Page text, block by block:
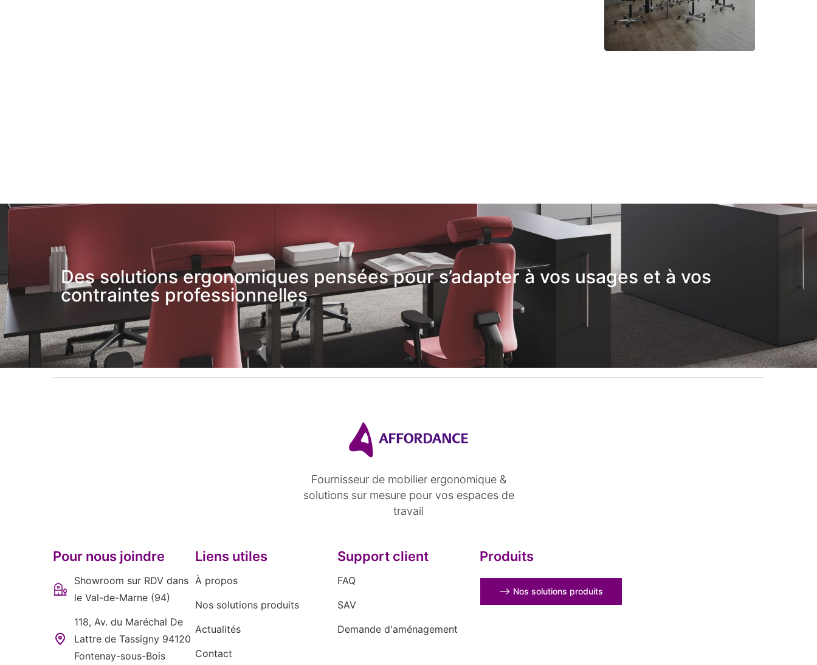
Des solutions ergonomiques pensées pour s’adapter à vos usages et à vos
contraintes professionnelles
Fournisseur de mobilier ergonomique &
solutions sur mesure pour vos espaces de
travail
Pour nous joindre
Showroom sur RDV dans
le Val-de-Marne (94)
118, Av. du Maréchal De
Lattre de Tassigny 94120
Fontenay-sous-Bois
Liens utiles
À propos
Nos solutions produits
Actualités
Contact
Support client
FAQ
SAV
Demande d'aménagement
Produits
⟶ Nos solutions produits